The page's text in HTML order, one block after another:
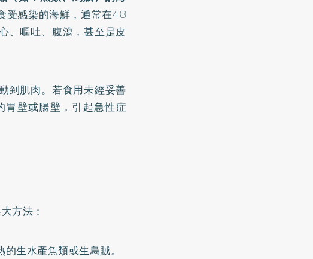
受感染的海鮮，通常在48
、嘔吐、腹瀉，甚至是皮
到肌肉。若食用未經妥善
胃壁或腸壁，引起急性症
方法：
生水產魚類或生烏賊。